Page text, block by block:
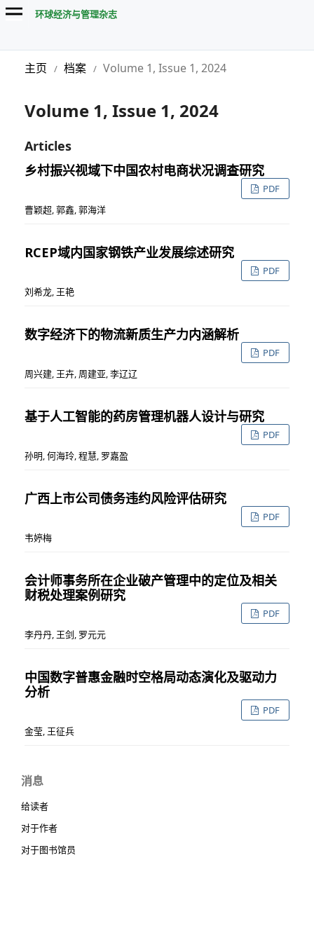
环球经济与管理杂志
主页 / 档案 / Volume 1, Issue 1, 2024
Volume 1, Issue 1, 2024
Articles
乡村振兴视域下中国农村电商状况调查研究
PDF
曹颖超, 郭鑫, 郭海洋
RCEP域内国家钢铁产业发展综述研究
PDF
刘希龙, 王艳
数字经济下的物流新质生产力内涵解析
PDF
周兴建, 王卉, 周建亚, 李辽辽
基于人工智能的药房管理机器人设计与研究
PDF
孙明, 何海玲, 程慧, 罗嘉盈
广西上市公司债务违约风险评估研究
PDF
韦婷梅
会计师事务所在企业破产管理中的定位及相关
财税处理案例研究
PDF
李丹丹, 王剑, 罗元元
中国数字普惠金融时空格局动态演化及驱动力
分析
PDF
金莹, 王征兵
消息
给读者
对于作者
对于图书馆员